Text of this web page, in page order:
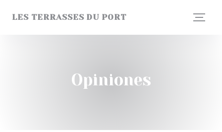
LES TERRASSES DU PORT
Opiniones